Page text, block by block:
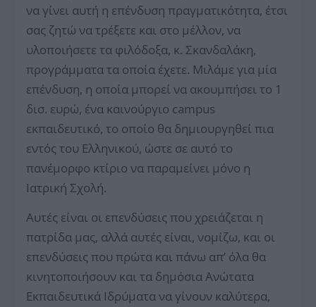
να γίνει αυτή η επένδυση πραγματικότητα, έτσι
σας ζητώ να τρέξετε και στο μέλλον, να
υλοποιήσετε τα φιλόδοξα, κ. Σκανδαλάκη,
προγράμματα τα οποία έχετε. Μιλάμε για μία
επένδυση, η οποία μπορεί να ακουμπήσει το 1
δισ. ευρώ, ένα καινούργιο campus
εκπαιδευτικό, το οποίο θα δημιουργηθεί πια
εντός του Ελληνικού, ώστε σε αυτό το
πανέμορφο κτίριο να παραμείνει μόνο η
Ιατρική Σχολή.
Αυτές είναι οι επενδύσεις που χρειάζεται η
πατρίδα μας, αλλά αυτές είναι, νομίζω, και οι
επενδύσεις που πρώτα και πάνω απ’ όλα θα
κινητοποιήσουν και τα δημόσια Ανώτατα
Εκπαιδευτικά Ιδρύματα να γίνουν καλύτερα,